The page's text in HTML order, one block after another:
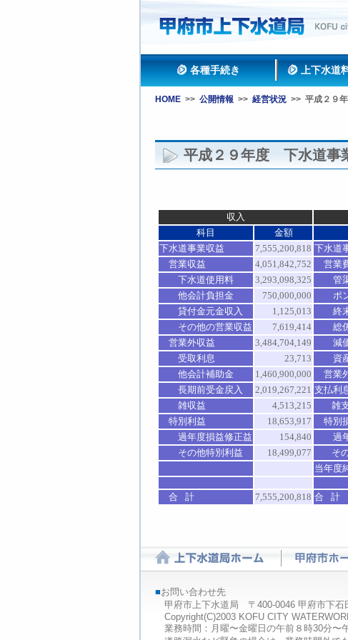
各種手続き 上下水道
HOME >> 公開情報 >> 経営状況 >> 平成２９
平成２９年度 下水道事
収入
科目
金額
下水道事業収益
7,555,200,818 下水道
営業収益 4,051,842,752 営業
下水道使用料
3,293,098,325 管
他会計負担金
750,000,000 ポン
貸付金元金収入
1,125,013 終末
その他の営業収益
7,619,414 総
営業外収益 3,484,704,149 減価
受取利息
23,713 資産
他会計補助金
1,460,900,000 営業
長期前受金戻入
2,019,267,221 支払利
雑収益
4,513,215 雑支
特別利益
18,653,917 特別
過年度損益修正益 154,840 過年
その他特別利益
18,499,077 そ
当年度
合 計 7,555,200,818 合 計
■お問い合わせ先
甲府市上下水道局 〒400-0046 甲府市下石
Copyright(C)2003 KOFU CITY
業務時間：月曜〜金曜日の午前８時30分